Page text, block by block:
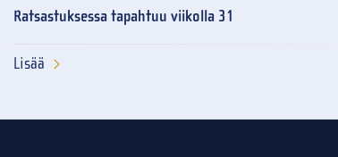
Ratsastuksessa tapahtuu viikolla 31
Lisää